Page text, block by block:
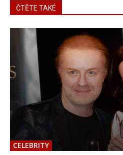
ČTĚTE TAKÉ
CELEBRITY